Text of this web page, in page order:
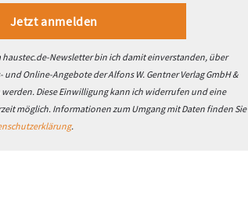
haustec.de-Newsletter bin ich damit einverstanden, über
und Online-Angebote der Alfons W. Gentner Verlag GmbH &
werden. Diese Einwilligung kann ich widerrufen und eine
möglich. Informationen zum Umgang mit Daten finden Sie
.